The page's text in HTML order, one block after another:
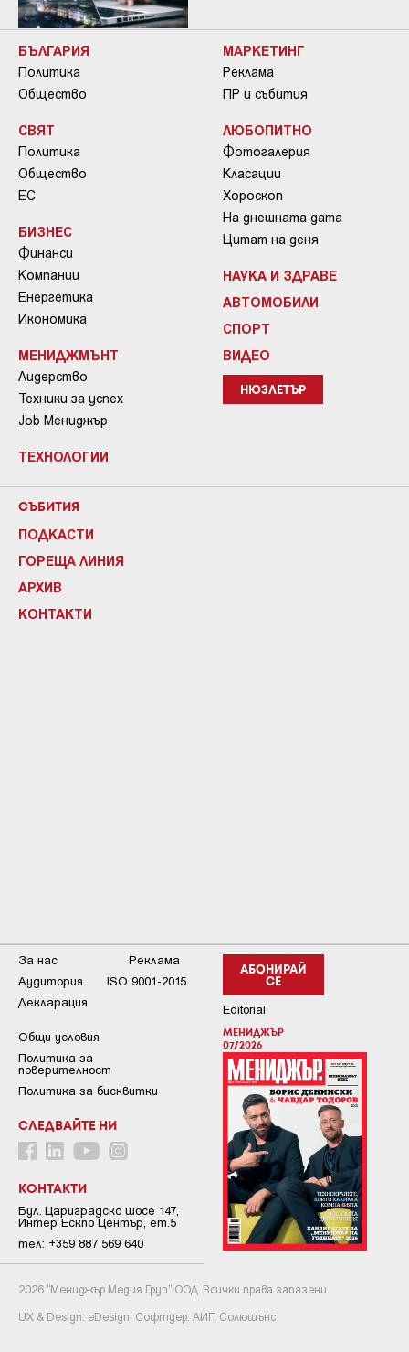
БЪЛГАРИЯ
Политика
Общество
СВЯТ
Политика
Общество
ЕС
БИЗНЕС
Финанси
Компании
Енергетика
Икономика
МЕНИДЖМЪНТ
Лидерство
Техники за успех
Job Мениджър
ТЕХНОЛОГИИ
МАРКЕТИНГ
Реклама
ПР и събития
ЛЮБОПИТНО
Фотогалерия
Класации
Хороскоп
На днешната дата
Цитат на деня
НАУКА И ЗДРАВЕ
АВТОМОБИЛИ
СПОРТ
ВИДЕО
НЮЗЛЕТЪР
СЪБИТИЯ
ПОДКАСТИ
ГОРЕЩА ЛИНИЯ
АРХИВ
КОНТАКТИ
АБОНИРАЙ
СЕ
Editorial
МЕНИДЖЪР
07/2026
За нас
Реклама
Аудитория
ISO 9001-2015
Декларация
Общи условия
Пoлитикa зa
пoвepитeлнocт
Политика за бисквитки
СЛЕДВАЙТЕ НИ
КОНТАКТИ
Бул. Цариградско шосе 147,
Интер Ескпо Център, ет.5
тел: +359 887 569 640
2026 “Мениджър Медия Груп” ООД. Всички права запазени.
UX & Design: eDesign Софтуер: АИП Солюшънс